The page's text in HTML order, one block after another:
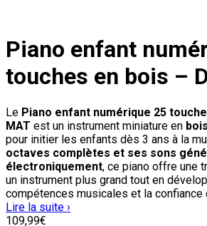
Piano enfant
touches en bois –
Le Piano enfant numérique 25
MAT est un instrument miniature en
pour initier les enfants dès 3 ans à la
octaves complètes et ses sons
électroniquement, ce piano offre une
un instrument plus grand tout en
compétences musicales et la confiance
Lire la suite ›
109,99€